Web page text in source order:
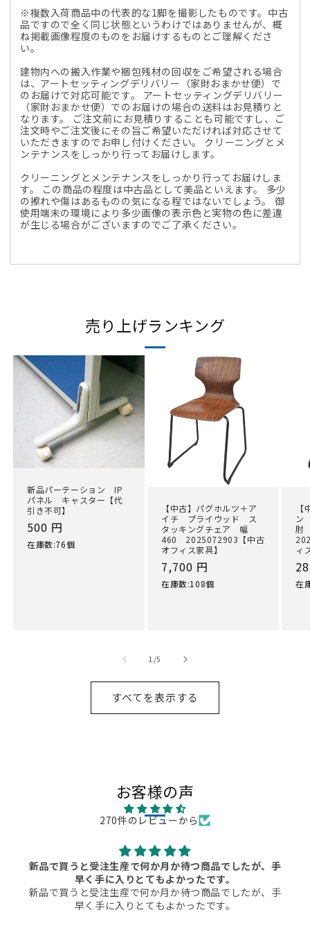
※複数入荷商品中の代表的な1脚を撮影したものです。中古
品ですので全く同じ状態というわけではありませんが、概
ね掲載画像程度のものをお届けするものとご理解くださ
い。
建物内への搬入作業や梱包残材の回収をご希望される場合
は、アートセッティングデリバリー（家財おまかせ便）で
のお届けで対応可能です。 アートセッティングデリバリー
（家財おまかせ便）でのお届けの場合の送料はお見積りと
なります。 ご注文前にお見積りすることも可能ですし、ご
注文時やご注文後にその旨ご希望いただければ対応させて
いただきますのでお申し付けください。 クリーニングとメ
ンテナンスをしっかり行ってお届けします。
クリーニングとメンテナンスをしっかり行ってお届けしま
す。 この商品の程度は中古品として美品といえます。 多少
の擦れや傷はあるものの気になる程ではないでしょう。 御
使用端末の環境により多少画像の表示色と実物の色に差違
が生じる場合がございますのでご了承ください。
売り上げランキング
新品パーテーション IP
パネル キャスター【代
引き不可】
通
常
500 円
在庫数:76個
【中古】パグホルツ＋ア
イチ プライウッド ス
タッキングチェア 幅
460 2025072903【中古
オフィス家具】
通
常
7,700 円
在庫数:108個
ン
肘
ィ
通
常
在
1 /の
5
すべてを表示する
お客様の声
270件のレビューから
新品で買うと受注生産で何か月か待つ商品でしたが、手
早く手に入りとてもよかったです。
新品で買うと受注生産で何か月か待つ商品でしたが、手
早く手に入りとてもよかったです。